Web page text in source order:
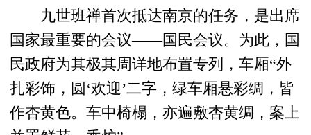
九世班禅首次抵达南京的任务，是出席
国家最重要的会议——国民会议。为此，国
民政府为其极其周详地布置专列，车厢“外
扎彩饰，圆‘欢迎’二字，绿车厢悬彩绸，皆
作杏黄色。车中椅榻，亦遍敷杏黄绸，案上